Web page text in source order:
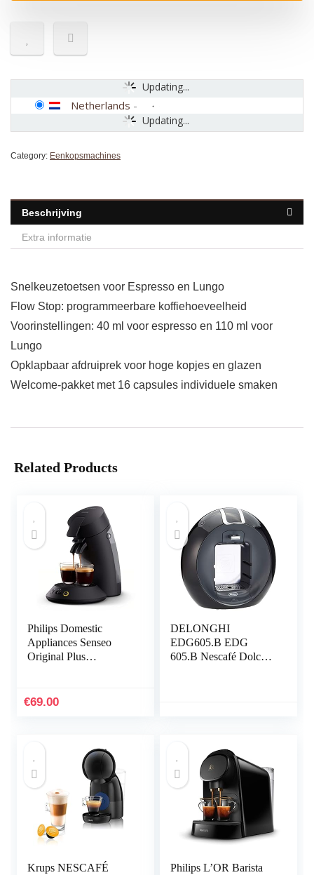
Updating...
Updating...
Netherlands -
Category: Eenkopsmachines
Beschrijving
Extra informatie
Snelkeuzetoetsen voor Espresso en Lungo
Flow Stop: programmeerbare koffiehoeveelheid
Voorinstellingen: 40 ml voor espresso en 110 ml voor
Lungo
Opklapbaar afdruiprek voor hoge kopjes en glazen
Welcome-pakket met 16 capsules individuele smaken
Related Products
Philips Domestic
Appliances Senseo
Original Plus
of 2 Kopjes Tegelijk.
Zwart (CSA210/60)
€69.00
DELONGHI
EDG605.B EDG
605.B Nescafé Dolce
Krups NESCAFÉ
Philips L’OR Barista